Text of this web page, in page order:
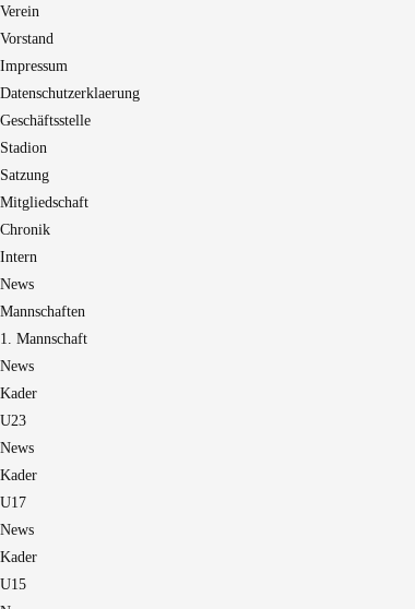
Verein
Vorstand
Impressum
Datenschutzerklaerung
Geschäftsstelle
Stadion
Satzung
Mitgliedschaft
Chronik
Intern
News
Mannschaften
1. Mannschaft
News
Kader
U23
News
Kader
U17
News
Kader
U15